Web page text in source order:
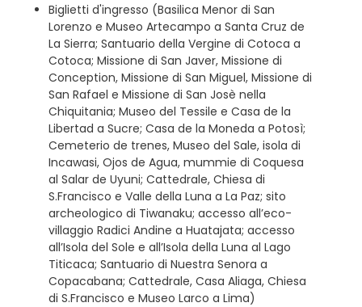
Biglietti d'ingresso (Basilica Menor di San
Lorenzo e Museo Artecampo a Santa Cruz de
La Sierra; Santuario della Vergine di Cotoca a
Cotoca; Missione di San Javer, Missione di
Conception, Missione di San Miguel, Missione di
San Rafael e Missione di San Josè nella
Chiquitania; Museo del Tessile e Casa de la
Libertad a Sucre; Casa de la Moneda a Potosì;
Cemeterio de trenes, Museo del Sale, isola di
Incawasi, Ojos de Agua, mummie di Coquesa
al Salar de Uyuni; Cattedrale, Chiesa di
S.Francisco e Valle della Luna a La Paz; sito
archeologico di Tiwanaku; accesso all’eco-
villaggio Radici Andine a Huatajata; accesso
all’Isola del Sole e all’Isola della Luna al Lago
Titicaca; Santuario di Nuestra Senora a
Copacabana; Cattedrale, Casa Aliaga, Chiesa
di S.Francisco e Museo Larco a Lima)